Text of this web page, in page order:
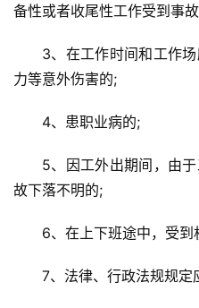
备性或者收尾性工作受到事
3、在工作时间和工作
力等意外伤害的;
4、患职业病的;
5、因工外出期间，由
故下落不明的;
6、在上下班途中，受
7、法律、行政法规规定